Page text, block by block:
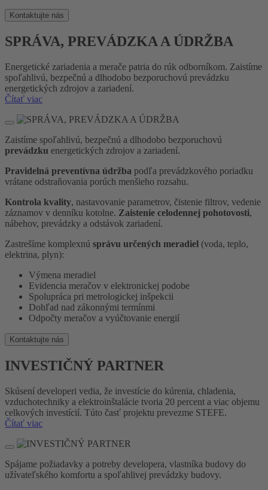
Kontaktujte nás
SPRÁVA, PREVÁDZKA A ÚDRŽBA
Energetické zariadenia a merače patria do rúk odborníkom. Zaistíme
spoľahlivú, bezpečnú a dlhodobo bezporuchovú prevádzku
energetických zdrojov a zariadení.
Čítať viac
Zaistíme spoľahlivú, bezpečnú a dlhodobo bezporuchovú
prevádzku energetických zdrojov a zariadení.
Pravidelná preventívna údržba podľa prevádzkového poriadku
vrátane odstraňovania porúch menšieho rozsahu.
Kontrola kvality, nastavovanie parametrov, čistenie filtrov, vedenie
záznamov v denníku kotolne. Zaistenie celodennej pohotovosti,
nábehov, prevádzky a odstávok zariadení.
Zastrešíme komplexnú správu určených meradiel (voda, teplo,
elektrina, plyn):
Výmena meradiel
Evidencia meračov v elektronickej podobe
Spolupráca pri metrologickej inšpekcii
Dohľad nad zákonnými termínmi
Odpočty meračov a vyúčtovanie energií
Kontaktujte nás
INVESTIČNÝ PARTNER
Skúsení developeri vedia, že investície do kúrenia, chladenia,
vzduchotechniky a elektroinštalácie tvoria 20 percent a viac objemu
celkových investícií. Túto časť projektu prevezme STEFE.
Čítať viac
Spájame požiadavky a potreby developera, vlastníka budovy do
užívateľského komfortu a spoľahlivej prevádzky budovy.